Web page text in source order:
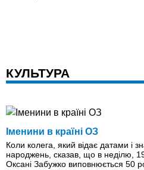
КУЛЬТУРА
Іменини в країні ОЗ
Коли колега, який відає датами і
народжень, сказав, що в неділю,
Оксані Забужко виповнюється 50